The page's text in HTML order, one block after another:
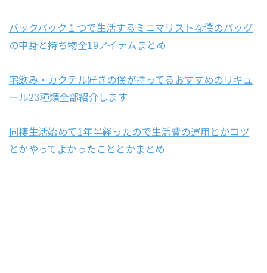
バックパック１つで生活するミニマリストな僕のバッグ
の中身と持ち物全19アイテムまとめ
宅飲み・カクテル好きの僕が持ってるおすすめのリキュ
ール23種類全部紹介します
同棲生活始めて1年半経ったので生活費の運用とかコツ
とかやってよかったこととかまとめ